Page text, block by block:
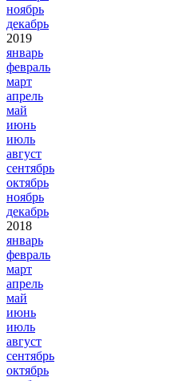
ноябрь
декабрь
2019
январь
февраль
март
апрель
май
июнь
июль
август
сентябрь
октябрь
ноябрь
декабрь
2018
январь
февраль
март
апрель
май
июнь
июль
август
сентябрь
октябрь